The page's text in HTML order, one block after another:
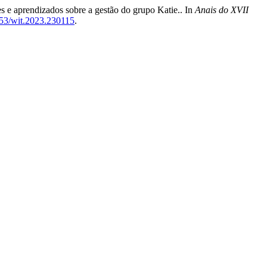
aprendizados sobre a gestão do grupo Katie.. In Anais do XVII
wit.2023.230115.